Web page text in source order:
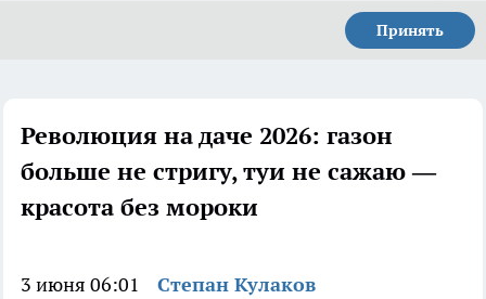
Принять
Революция на даче 2026: газон
больше не стригу, туи не сажаю —
красота без мороки
3 июня 06:01 Степан Кулаков